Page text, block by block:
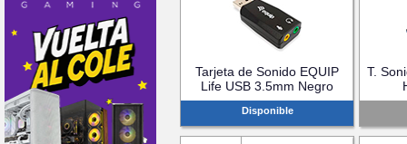
Tarjeta de Sonido EQUIP
Life USB 3.5mm Negro
(EQ245320)
Disponible
T.